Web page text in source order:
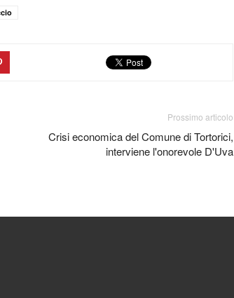
Prossimo articolo
Crisi economica del Comune di Tortorici,
interviene l'onorevole D'Uva